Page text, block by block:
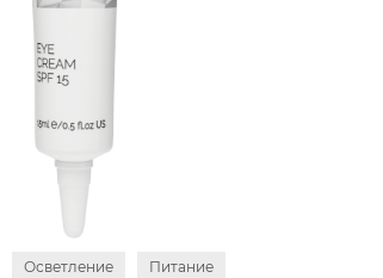
Осветление Питание